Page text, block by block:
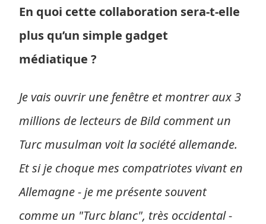
En quoi cette collaboration sera-t-elle
plus qu’un simple gadget
médiatique ?
Je vais ouvrir une fenêtre et montrer aux 3
millions de lecteurs de Bild comment un
Turc musulman voit la société allemande.
Et si je choque mes compatriotes vivant en
Allemagne - je me présente souvent
comme un "Turc blanc", très occidental -